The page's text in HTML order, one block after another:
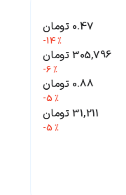
0.47 تومان
-14 %
305,796 تومان
-6 %
0.88 تومان
-5 %
31,211 تومان
-5 %